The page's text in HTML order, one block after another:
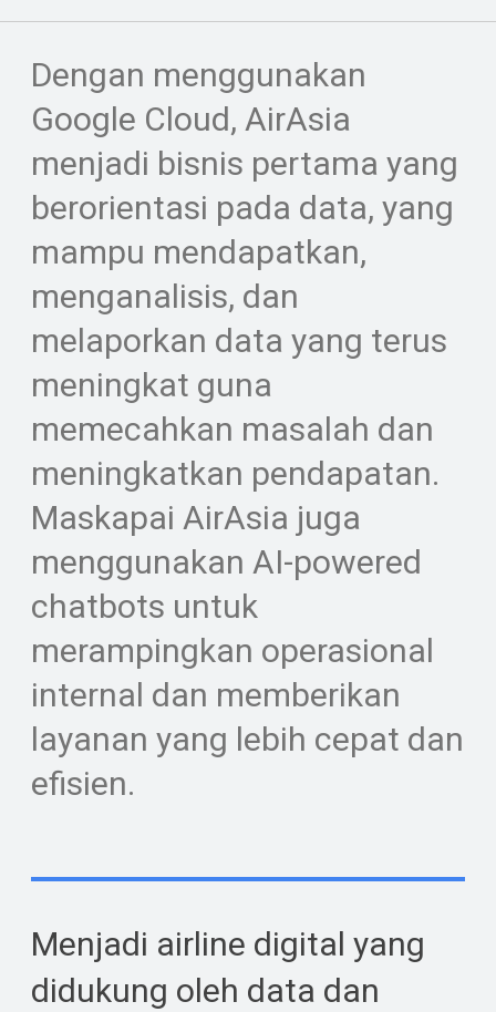
Dengan menggunakan
Google Cloud, AirAsia
menjadi bisnis pertama yang
berorientasi pada data, yang
mampu mendapatkan,
menganalisis, dan
melaporkan data yang terus
meningkat guna
memecahkan masalah dan
meningkatkan pendapatan.
Maskapai AirAsia juga
menggunakan AI-powered
chatbots untuk
merampingkan operasional
internal dan memberikan
layanan yang lebih cepat dan
efisien.
Menjadi airline digital yang
didukung oleh data dan